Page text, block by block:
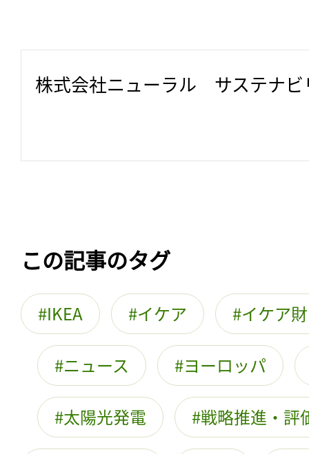
株式会社ニューラル　サステナ
この記事のタグ
IKEA イケア イケア
ニュース ヨーロッパ
太陽光発電 戦略推進・評